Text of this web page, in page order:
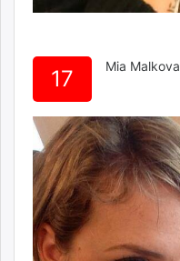
17 Mia Malkova